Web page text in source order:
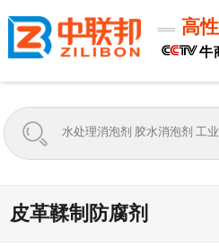
高
牛
皮革鞣制防腐剂